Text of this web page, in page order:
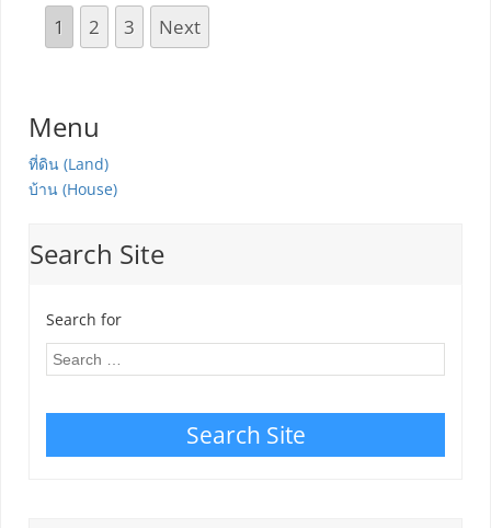
Menu
ที่ดิน (Land)
บ้าน (House)
Search Site
Search for
Search Site
1 2 3 Next